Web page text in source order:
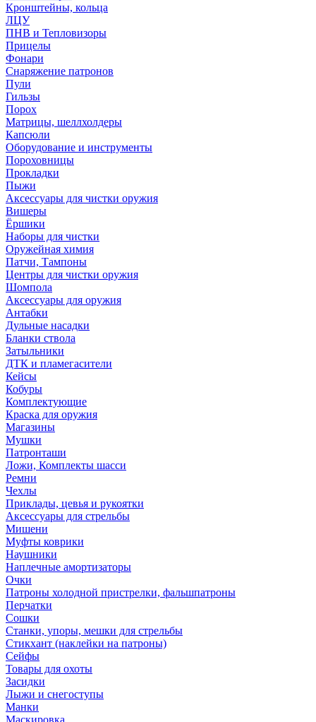
Кронштейны, кольца
ЛЦУ
ПНВ и Тепловизоры
Прицелы
Фонари
Снаряжение патронов
Пули
Гильзы
Порох
Матрицы, шеллхолдеры
Капсюли
Оборудование и инструменты
Пороховницы
Прокладки
Пыжи
Аксессуары для чистки оружия
Вишеры
Ёршики
Наборы для чистки
Оружейная химия
Патчи, Тампоны
Центры для чистки оружия
Шомпола
Аксессуары для оружия
Антабки
Дульные насадки
Бланки ствола
Затыльники
ДТК и пламегасители
Кейсы
Кобуры
Комплектующие
Краска для оружия
Магазины
Мушки
Патронташи
Ложи, Комплекты шасси
Ремни
Чехлы
Приклады, цевья и рукоятки
Аксессуары для стрельбы
Мишени
Муфты коврики
Наушники
Наплечные амортизаторы
Очки
Патроны холодной пристрелки, фальшпатроны
Перчатки
Сошки
Станки, упоры, мешки для стрельбы
Стикхант (наклейки на патроны)
Сейфы
Товары для охоты
Засидки
Лыжи и снегоступы
Манки
Маскировка